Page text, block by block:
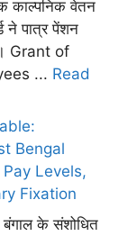
काल्पनिक वेतन
ने पात्र पेंशन
Grant of
... Read
Bengal
Levels,
Fixation
के संशोधित